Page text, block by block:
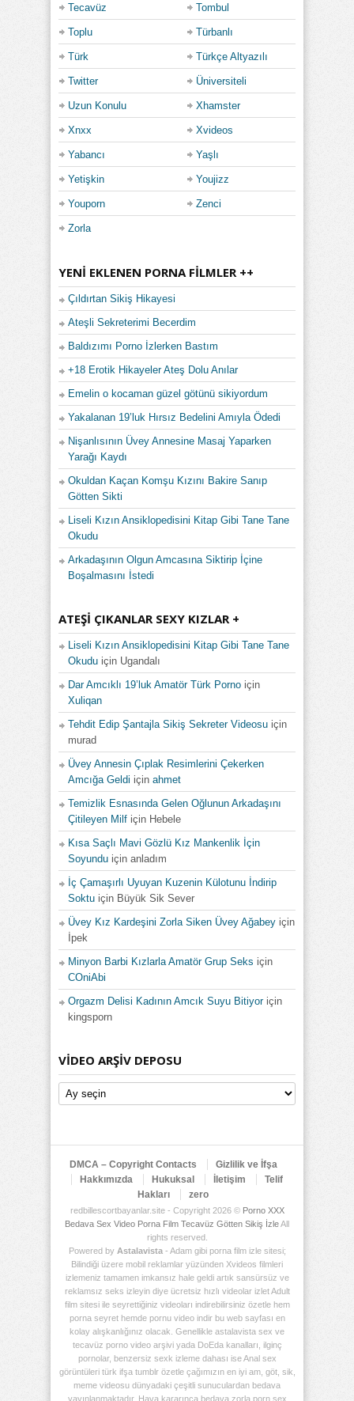
Tecavüz Tombul
Toplu Türbanlı
Türk Türkçe Altyazılı
Twitter Üniversiteli
Uzun Konulu Xhamster
Xnxx Xvideos
Yabancı Yaşlı
Yetişkin Youjizz
Youporn Zenci
Zorla
YENI EKLENEN PORNA FILMLER ++
Çıldırtan Sikiş Hikayesi
Ateşli Sekreterimi Becerdim
Baldızımı Porno İzlerken Bastım
+18 Erotik Hikayeler Ateş Dolu Anılar
Emelin o kocaman güzel götünü sikiyordum
Yakalanan 19’luk Hırsız Bedelini Amıyla Ödedi
Nişanlısının Üvey Annesine Masaj Yaparken
Yarağı Kaydı
Okuldan Kaçan Komşu Kızını Bakire Sanıp
Götten Sikti
Liseli Kızın Ansiklopedisini Kitap Gibi Tane Tane
Okudu
Arkadaşının Olgun Amcasına Siktirip İçine
Boşalmasını İstedi
ATEŞI ÇIKANLAR SEXY KIZLAR +
Liseli Kızın Ansiklopedisini Kitap Gibi Tane Tane
Okudu için Ugandalı
Dar Amcıklı 19’luk Amatör Türk Porno için
Xuliqan
Tehdit Edip Şantajla Sikiş Sekreter Videosu için
murad
Üvey Annesin Çıplak Resimlerini Çekerken
Amcığa Geldi için ahmet
Temizlik Esnasında Gelen Oğlunun Arkadaşını
Çitileyen Milf için Hebele
Kısa Saçlı Mavi Gözlü Kız Mankenlik İçin
Soyundu için anladım
İç Çamaşırlı Uyuyan Kuzenin Külotunu İndirip
Soktu için Büyük Sik Sever
Üvey Kız Kardeşini Zorla Siken Üvey Ağabey için
İpek
Minyon Barbi Kızlarla Amatör Grup Seks için
COniAbi
Orgazm Delisi Kadının Amcık Suyu Bitiyoriçin
kingsporn
VIDEO ARŞIV DEPOSU
Video
Arşiv
DMCA – Copyright Contacts
Gizlilik ve İfşa
Hakkımızda
Hukuksal İletişim
Telif
Hakları
zero
redbillescortbayanlar.site - Copyright 2026 © Porno XXX
Bedava Sex Video Porna Film Tecavüz Götten Sikiş İzleAll
rights reserved.
Powered by Astalavista- Adam gibi porna film izle sitesi;
Bilindiği üzere mobil reklamlar yüzünden Xvideos filmleri
izlemeniz tamamen imkansız hale geldi artık sansürsüz ve
reklamsız seks izleyin diye ücretsiz hızlı videolar izlet Adult
film sitesi ile seyrettiğiniz videoları indirebilirsiniz özetle hem
porna seyret hemde pornu video indir bu web sayfası en
kolay alışkanlığınız olacak. Genellikle astalavista sex ve
tecavüz porno video arşivi yada DoEda kanalları, ilginç
pornolar, benzersiz sexk izleme dahası ise Anal sex
görüntüleri türk ifşa tumblr özetle çağımızın en iyi am, göt, sik,
meme videosu dünyadaki çeşitli sunuculardan bedava
yayınlanmaktadır. Hava kararınca bedava zorla porn sex